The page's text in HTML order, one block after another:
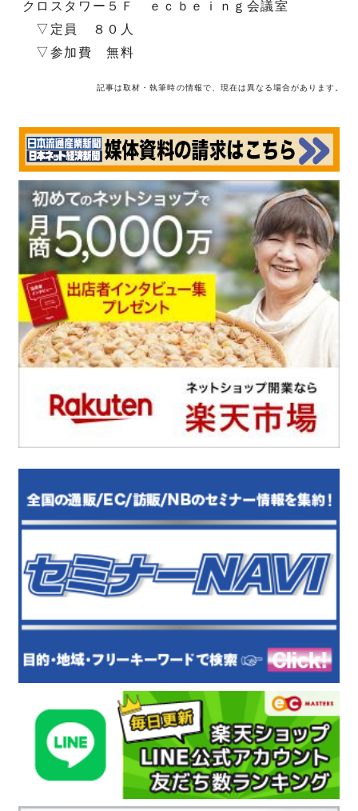
クロスタワー５Ｆ ｅｃｂｅｉｎｇ会議室
▽定員 ８０人
▽参加費 無料
記事は取材・執筆時の情報で、現在は異なる場合があります。